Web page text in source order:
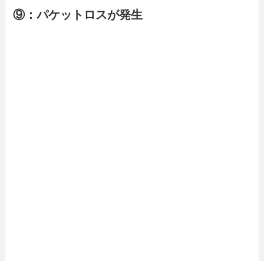
⑨：パケットロスが発生